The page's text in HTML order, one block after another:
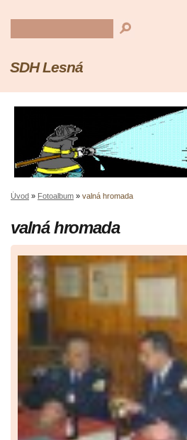
SDH Lesná
Úvod » Fotoalbum » valná hromada
valná hromada